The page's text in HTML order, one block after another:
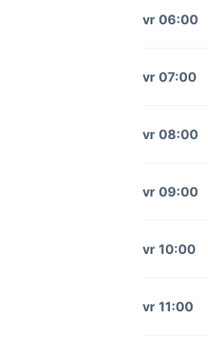
vr 06:00
vr 07:00
vr 08:00
vr 09:00
vr 10:00
vr 11:00